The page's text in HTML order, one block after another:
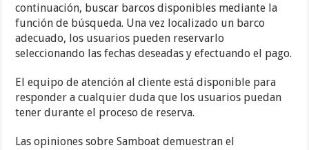
continuación, buscar barcos disponibles mediante la
función de búsqueda. Una vez localizado un barco
adecuado, los usuarios pueden reservarlo
seleccionando las fechas deseadas y efectuando el pago.
El equipo de atención al cliente está disponible para
responder a cualquier duda que los usuarios puedan
tener durante el proceso de reserva.
Las opiniones sobre Samboat demuestran el